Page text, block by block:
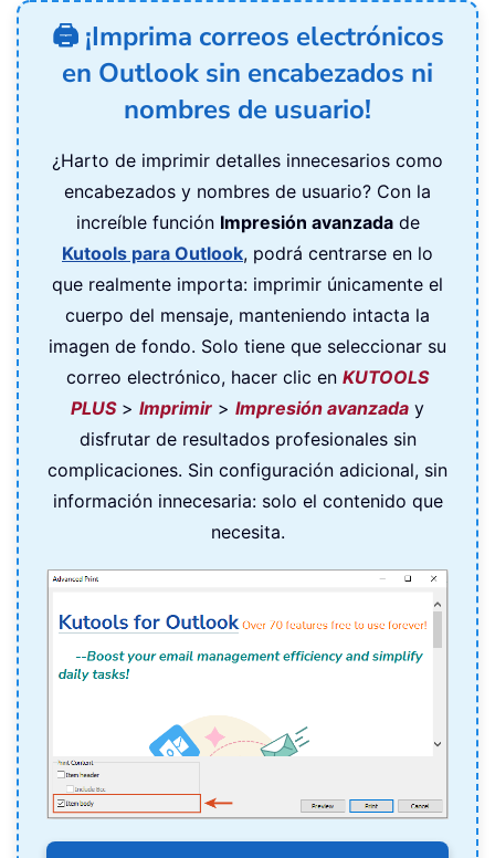
🖨️ ¡Imprima correos electrónicos
en Outlook sin encabezados ni
nombres de usuario!
¿Harto de imprimir detalles innecesarios como
encabezados y nombres de usuario? Con la
increíble función Impresión avanzadade
Kutools para Outlook, podrá centrarse en lo
que realmente importa: imprimir únicamente el
cuerpo del mensaje, manteniendo intacta la
imagen de fondo. Solo tiene que seleccionar su
correo electrónico, hacer clic en KUTOOLS
PLUS> Imprimir > Impresión avanzada y
disfrutar de resultados profesionales sin
complicaciones. Sin configuración adicional, sin
información innecesaria: solo el contenido que
necesita.